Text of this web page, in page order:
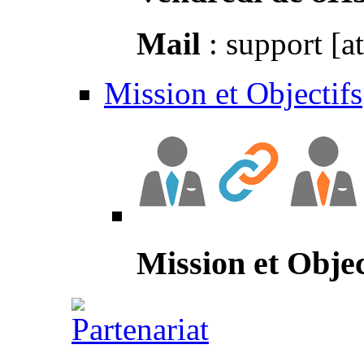
Mail : support
Mission et Objectifs
Mission et